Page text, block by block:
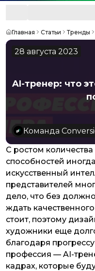
Главная Статьи Тренды
28 августа 2023
AI-тренер: что
Команда
С ростом
способностей
искусственный
представителей
дело, что без
ждать
стоит, поэтому
художники еще
благодаря
профессия — AI-
кадрах, которые